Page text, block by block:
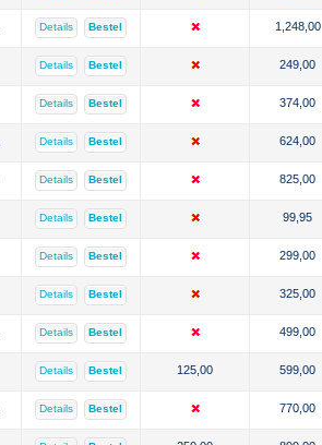
Details Bestel 1,248,00
Details Bestel 249,00
Details Bestel 374,00
Details Bestel 624,00
Details Bestel 825,00
Details Bestel 99,95
Details Bestel 299,00
Details Bestel 325,00
Details Bestel 499,00
Details Bestel 125,00 599,00
Details Bestel 770,00